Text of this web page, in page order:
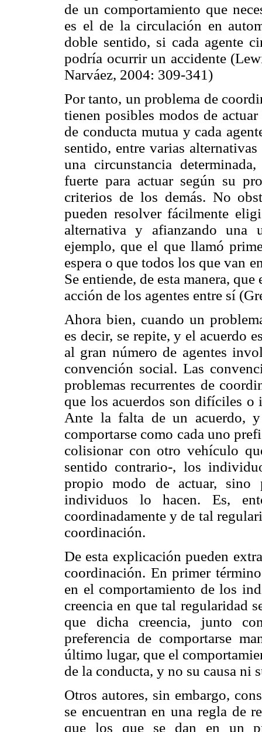
de un comportamiento que
es el de la circulación en
doble sentido, si cada agente
podría ocurrir un accidente
Narváez, 2004: 309-341)
Por tanto, un problema de
tienen posibles modos de
de conducta mutua y cada
sentido, entre varias
una circunstancia
fuerte para actuar según su
criterios de los demás. No
pueden resolver fácilmente
alternativa y afianzando una
ejemplo, que el que llamó
espera o que todos los que van
Se entiende, de esta manera,
acción de los agentes entre sí
Ahora bien, cuando un
es decir, se repite, y el acuerdo
al gran número de agentes
convención social. Las
problemas recurrentes de
que los acuerdos son difíciles o
Ante la falta de un acuerdo,
comportarse como cada uno
colisionar con otro vehículo
sentido contrario-, los
propio modo de actuar,
individuos lo hacen. Es,
coordinadamente y de tal
coordinación.
De esta explicación pueden
coordinación. En primer
en el comportamiento de los
creencia en que tal regularidad
que dicha creencia, junto
preferencia de comportarse
último lugar, que el
de la conducta, y no su causa
Otros autores, sin embargo,
se encuentran en una regla de
que los que se dan en un